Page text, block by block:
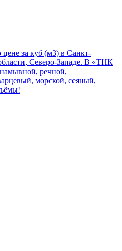
за куб (м3) в Санкт-
Северо-Западе. В «ТНК
речной,
морской, сеяный,